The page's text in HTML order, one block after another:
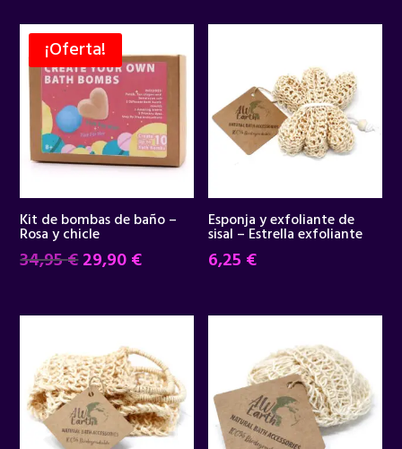
¡Oferta!
Kit de bombas de baño –
Rosa y chicle
34,95€El
34,95 €.
29,90€El
29,90 €.
Esponja y exfoliante de
sisal – Estrella exfoliante
6,25 €